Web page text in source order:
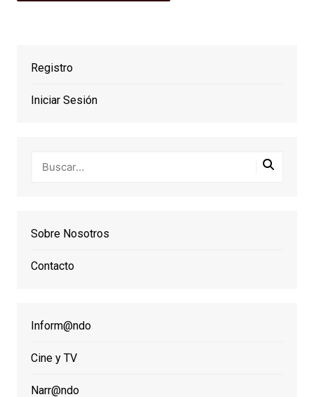
Registro
Iniciar Sesión
Sobre Nosotros
Contacto
Inform@ndo
Cine y TV
Narr@ndo